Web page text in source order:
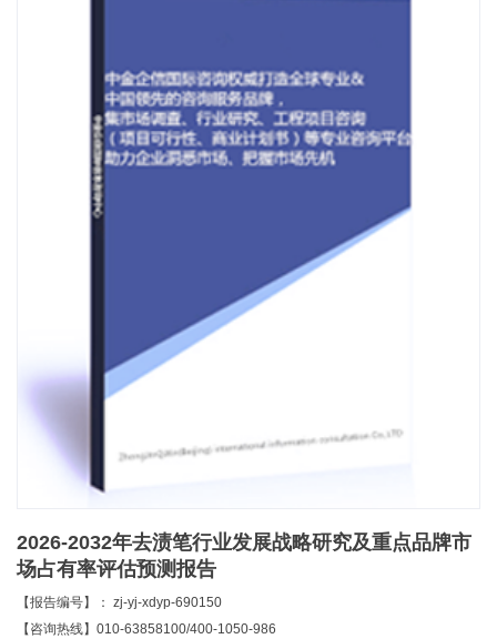
2026-2032年去渍笔行业发展战略研究及重点品牌市
场占有率评估预测报告
【报告编号】： zj-yj-xdyp-690150
【咨询热线】010-63858100/400-1050-986